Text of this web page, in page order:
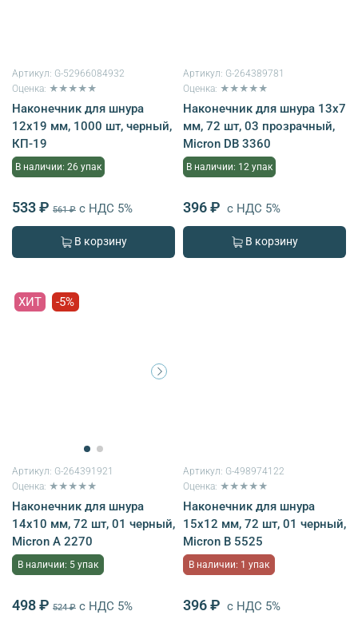
Артикул: G-52966084932
Оценка: ★★★★★
Наконечник для шнура
12х19 мм, 1000 шт, черный,
КП-19
В наличии: 26 упак
533 ₽ 561 ₽ с НДС 5%
В корзину
Артикул: G-264389781
Оценка: ★★★★★
Наконечник для шнура 13х7
мм, 72 шт, 03 прозрачный,
Micron DB 3360
В наличии: 12 упак
396 ₽ с НДС 5%
В корзину
ХИТ -5%
Артикул: G-264391921
Оценка: ★★★★★
Наконечник для шнура
14х10 мм, 72 шт, 01 черный,
Micron A 2270
В наличии: 5 упак
498 ₽ 524 ₽ с НДС 5%
Артикул: G-498974122
Оценка: ★★★★★
Наконечник для шнура
15х12 мм, 72 шт, 01 черный,
Micron B 5525
В наличии: 1 упак
396 ₽ с НДС 5%